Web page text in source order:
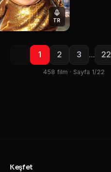
TR
1 2 3 … 22
458 film · Sayfa 1/22
Keşfet